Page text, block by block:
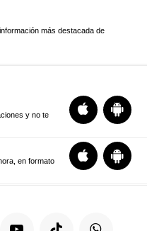
más destacada de
y no te
en formato